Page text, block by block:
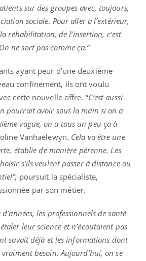
sur des groupes avec, toujours,
sociale. Pour aller à l’extérieur,
réhabilitation, de l’insertion, c’est
ne sort pas comme ça.”
ayant peur d’une deuxième
confinement, ils ont voulu
cette nouvelle offre. “C’est aussi
pourrait avoir sous la main si on a
vague, on a tous un peu ça à
Vanhaelewyn. Cela va être une
établie de manière pérenne. Les
s’ils veulent passer à distance ou
, poursuit la spécialiste,
par son métier.
les professionnels de santé
leur science et n’écoutaient pas
savait déjà et les informations dont
besoin. Aujourd’hui, on se